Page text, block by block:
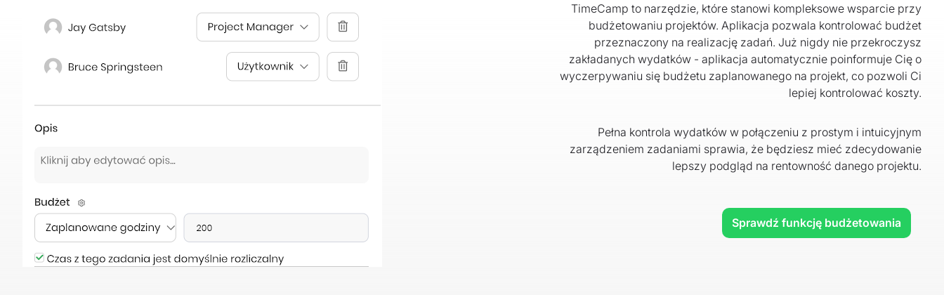
TimeCamp to narzędzie, które stanowi kompleksowe wsparcie przy
budżetowaniu projektów. Aplikacja pozwala kontrolować budżet
przeznaczony na realizację zadań. Już nigdy nie przekroczysz
zakładanych wydatków - aplikacja automatycznie poinformuje Cię o
wyczerpywaniu się budżetu zaplanowanego na projekt, co pozwoli Ci
lepiej kontrolować koszty.
Pełna kontrola wydatków w połączeniu z prostym i intuicyjnym
zarządzeniem zadaniami sprawia, że będziesz mieć zdecydowanie
lepszy podgląd na rentowność danego projektu.
Sprawdź funkcję budżetowania